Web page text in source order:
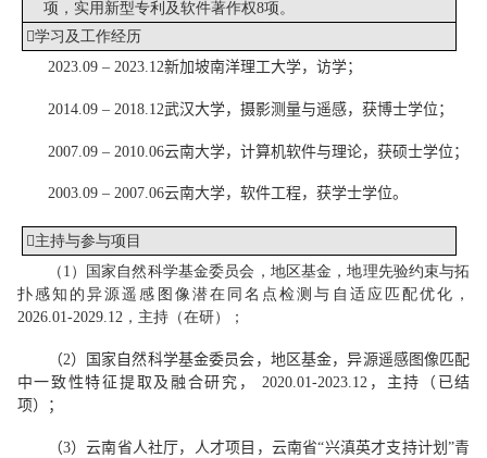
项 ， 实用新型专利及软件著作权8项。
学习 及工作经历
2023. 09 – 2023.12新加坡南洋理工大学，访学；
2014. 09 – 2018.12武汉大学，摄影测量与遥感，获博士学位；
2007. 09 – 2010.06云南大学，计算机软件与理论， 获硕士学位；
2003.09 – 2007.06云南大学，软件工程，获学士学位。
主持与参与项目
（ 1 ）国家自然科学基金委员会，地区基金，地理先验约束与拓
扑感知的异源遥感图像潜在同名点检测与自适应匹配优化 ，
2026.01-2029.12， 主持（在研）；
（2）国家自然科学基金委员会，地区基金，异源遥感图像匹配
中一致性特征提取及融合研究 ， 2020.01-2023.12 ， 主持
（已结
项）；
（3）云南省人社厅，人才项目，云南省“兴滇英才支持计划”青